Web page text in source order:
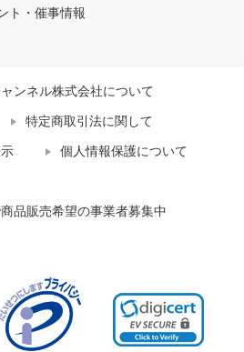
ト・催事情報
ンネル株式会社について
特定商取引法に関して
個人情報保護について
品販売希望の事業者募集中